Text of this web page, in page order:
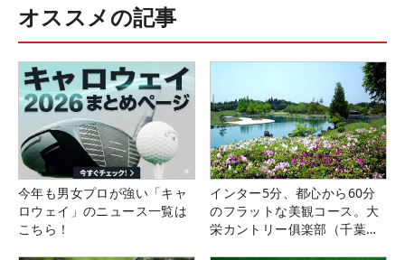
オススメの記事
今年も男女プロが強い「キャ
ロウェイ」のニュース一覧は
こちら！
インター5分、都心から60分
のフラットな美観コース。大
栄カントリー俱楽部（千葉